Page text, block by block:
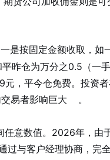
一是按固定金额收取，
昨仓为万分之0.5（一手
元，平今仓免费。投资
易者影响巨大
。
任意数值。2026年，由
过与客户经理协商，完